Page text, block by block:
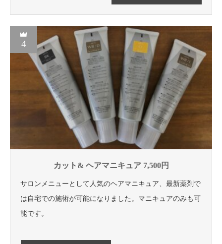
4
カット& ヘアマニキュア 7,500円
サロンメニューとして人気のヘアマニキュア、最新薬剤で
は自宅での施術が可能になりました。マニキュアのみも可
能です。